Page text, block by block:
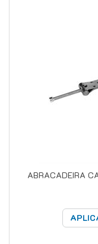
ABRACADEIRA